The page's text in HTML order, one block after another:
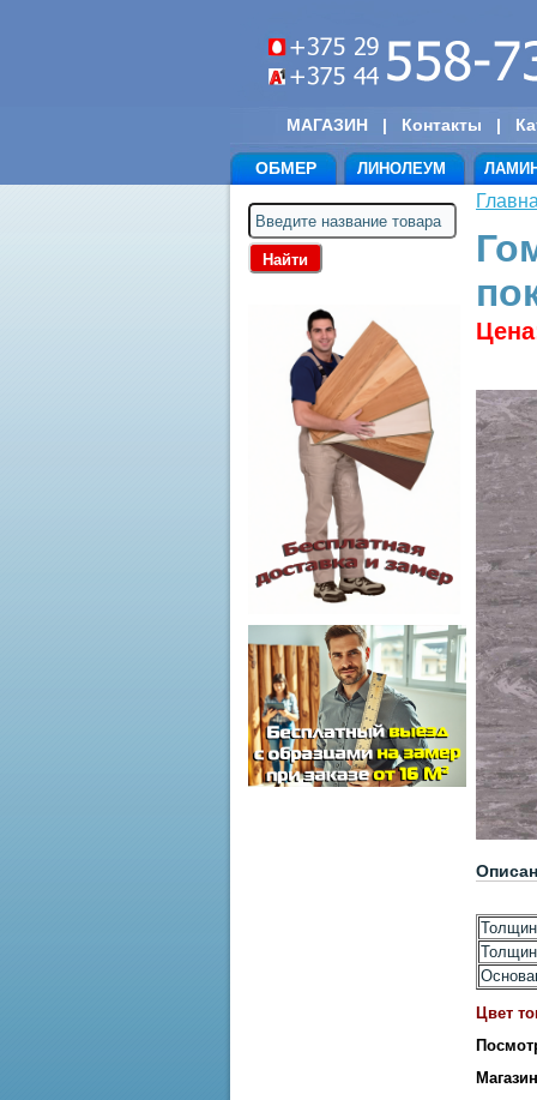
МАГАЗИН | Контакты |
ОБМЕР ЛИНОЛЕУМ
Цвет